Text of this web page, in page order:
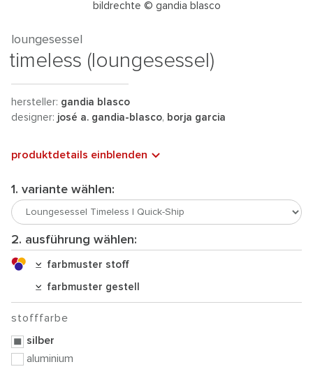
bildrechte © gandia blasco
loungesessel
timeless (loungesessel)
hersteller: gandia blasco
designer: josé a. gandia-blasco, borja garcia
produktdetails einblenden
1. variante wählen:
2. ausführung wählen:
farbmuster stoff
farbmuster gestell
stofffarbe
silber
aluminium